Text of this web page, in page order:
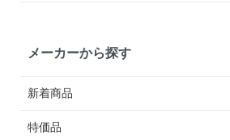
メーカーから探す
新着商品
特価品